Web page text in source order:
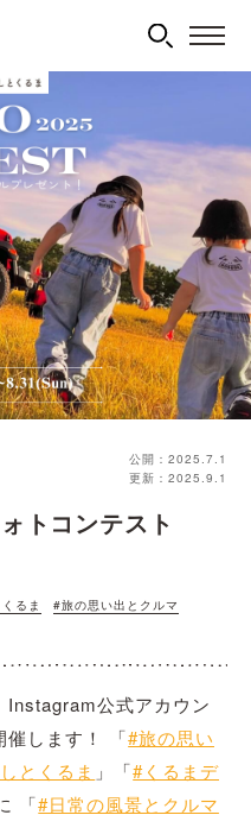
公開：2025.7.1
更新：2025.9.1
トコンテスト
るま
#旅の思い出とクルマ
Instagram公式アカウン
催します！ 「#旅の思い
とくるま 」「#くるまデ
「#日常の風景とクルマ